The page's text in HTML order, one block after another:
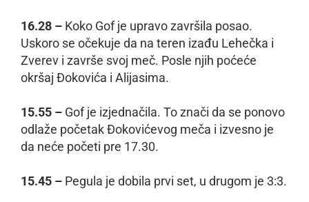
16.28 – Koko Gof je upravo završila posao.
Uskoro se očekuje da na teren izađu Lehečka i
Zverev i završe svoj meč. Posle njih poćeće
okršaj Đokovića i Alijasima.
15.55 – Gof je izjednačila. To znači da se ponovo
odlaže početak Đokovićevog meča i izvesno je
da neće početi pre 17.30.
15.45 – Pegula je dobila prvi set, u drugom je 3:3.